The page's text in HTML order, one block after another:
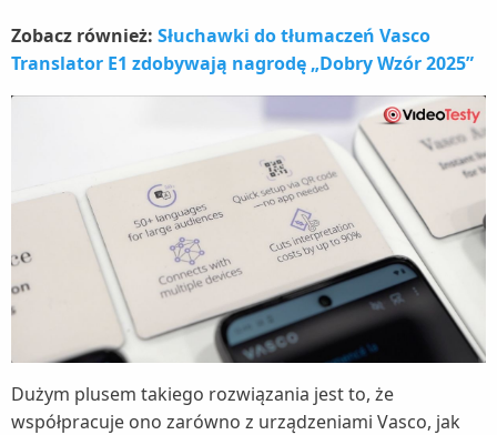
Zobacz również: Słuchawki do tłumaczeń Vasco
Translator E1 zdobywają nagrodę „Dobry Wzór 2025”
Dużym plusem takiego rozwiązania jest to, że
współpracuje ono zarówno z urządzeniami Vasco, jak